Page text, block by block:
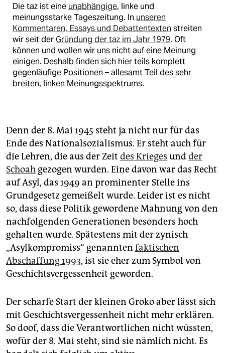
Die taz ist eine unabhängige, linke und
meinungsstarke Tageszeitung. In unseren
Kommentaren, Essays und Debattentexten streiten
wir seit derGründung der taz im Jahr 1979. Oft
können und wollen wir uns nicht auf eine Meinung
einigen. Deshalb finden sich hier teils komplett
gegenläufige Positionen – allesamt Teil des sehr
breiten, linken Meinungsspektrums.
Denn der 8. Mai 1945 steht ja nicht nur für das
Ende des Nationalsozialismus. Er steht auch für
die Lehren, die aus der Zeit des Krieges undder
Schoah gezogen wurden. Eine davon war das Recht
auf Asyl, das 1949 an prominenter Stelle ins
Grundgesetz gemeißelt wurde. Leider ist es nicht
so, dass diese Politik gewordene Mahnung von den
nachfolgenden Generationen besonders hoch
gehalten wurde. Spätestens mit der zynisch
„Asylkompromiss“ genannten faktischen
Abschaffung 1993, ist sie eher zum Symbol von
Geschichtsvergessenheit geworden.
Der scharfe Start der kleinen Groko aber lässt sich
mit Geschichtsvergessenheit nicht mehr erklären.
So doof, dass die Verantwortlichen nicht wüssten,
wofür der 8. Mai steht, sind sie nämlich nicht. Es